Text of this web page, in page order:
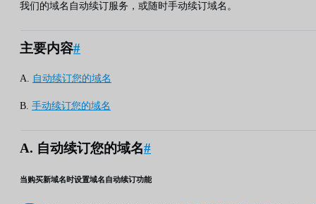
我们的域名自动续订服务，或随时手动续订域名。
主要内容#
A. 自动续订您的域名
B. 手动续订您的域名
A. 自动续订您的域名#
当购买新域名时设置域名自动续订功能